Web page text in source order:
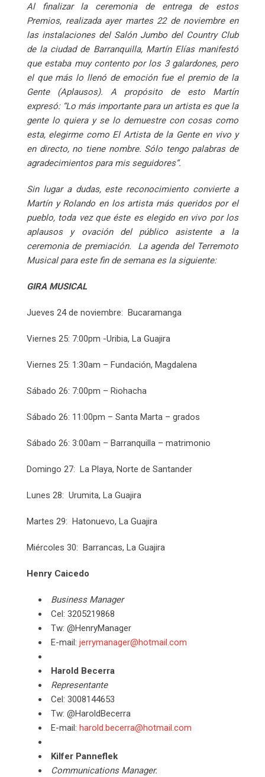
Al finalizar la ceremonia de entrega de estos
Premios, realizada ayer martes 22 de noviembre en
las instalaciones del Salón Jumbo del Country Club
de la ciudad de Barranquilla, Martín Elías manifestó
que estaba muy contento por los 3 galardones, pero
el que más lo llenó de emoción fue el premio de la
Gente (Aplausos). A propósito de esto Martín
expresó: “Lo más importante para un artista es que la
gente lo quiera y se lo demuestre con cosas como
esta, elegirme como El Artista de la Gente en vivo y
en directo, no tiene nombre. Sólo tengo palabras de
agradecimientos para mis seguidores”.
Sin lugar a dudas, este reconocimiento convierte a
Martín y Rolando en los artista más queridos por el
pueblo, toda vez que éste es elegido en vivo por los
aplausos y ovación del público asistente a la
ceremonia de premiación. La agenda del Terremoto
Musical para este fin de semana es la siguiente:
GIRA MUSICAL
Jueves 24 de noviembre: Bucaramanga
Viernes 25: 7:00pm -Uribia, La Guajira
Viernes 25: 1:30am – Fundación, Magdalena
Sábado 26: 7:00pm – Riohacha
Sábado 26: 11:00pm – Santa Marta – grados
Sábado 26: 3:00am – Barranquilla – matrimonio
Domingo 27: La Playa, Norte de Santander
Lunes 28: Urumita, La Guajira
Martes 29: Hatonuevo, La Guajira
Miércoles 30: Barrancas, La Guajira
Henry Caicedo
Business Manager
Cel: 3205219868
Tw: @HenryManager
E-mail: jerrymanager@hotmail.com
Harold Becerra
Representante
Cel: 3008144653
Tw: @HaroldBecerra
E-mail: harold.becerra@hotmail.com
Kilfer Panneflek
Communications Manager.